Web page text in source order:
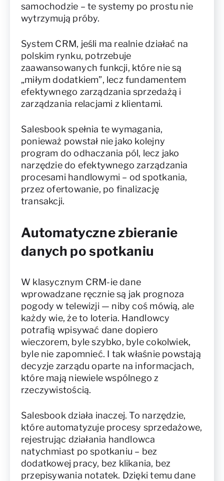
samochodzie – te systemy po prostu nie
wytrzymują próby.
System CRM, jeśli ma realnie działać na
polskim rynku, potrzebuje
zaawansowanych funkcji, które nie są
„miłym dodatkiem”, lecz fundamentem
efektywnego zarządzania sprzedażą i
zarządzania relacjami z klientami.
Salesbook spełnia te wymagania,
ponieważ powstał nie jako kolejny
program do odhaczania pól, lecz jako
narzędzie do efektywnego zarządzania
procesami handlowymi – od spotkania,
przez ofertowanie, po finalizację
transakcji.
Automatyczne zbieranie
danych po spotkaniu
W klasycznym CRM-ie dane
wprowadzane ręcznie są jak prognoza
pogody w telewizji — niby coś mówią, ale
każdy wie, że to loteria. Handlowcy
potrafią wpisywać dane dopiero
wieczorem, byle szybko, byle cokolwiek,
byle nie zapomnieć. I tak właśnie powstają
decyzje zarządu oparte na informacjach,
które mają niewiele wspólnego z
rzeczywistością.
Salesbook działa inaczej. To narzędzie,
które automatyzuje procesy sprzedażowe,
rejestrując działania handlowca
natychmiast po spotkaniu – bez
dodatkowej pracy, bez klikania, bez
przepisywania notatek. Dzięki temu dane